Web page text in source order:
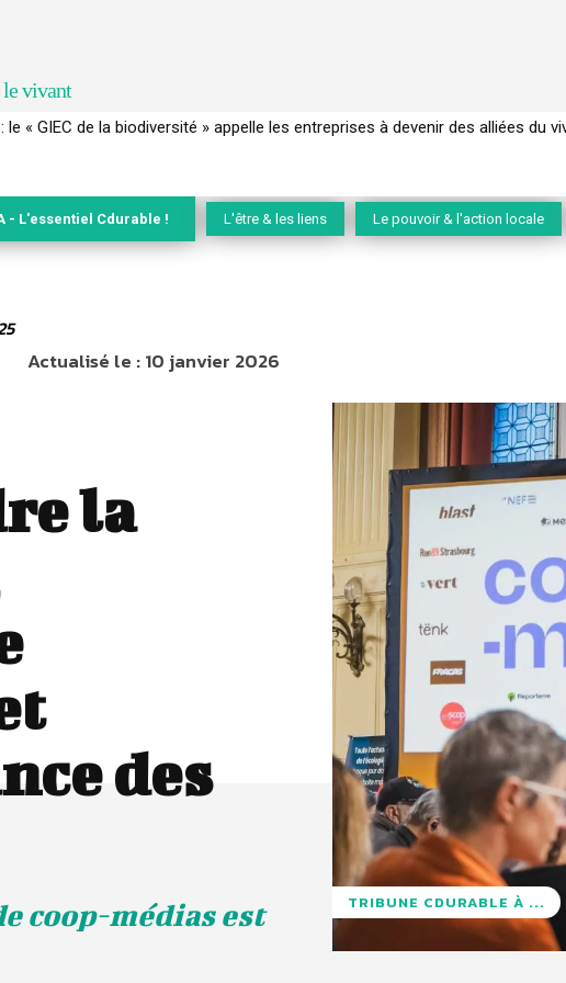
le vivant
le « GIEC de la biodiversité » appelle les entreprises à devenir des alliées du
le sol français a perdu sa mémoire hydrique et déréglé tout le territoire
- L'essentiel Cdurable ! L'être & les liens Le pouvoir & l'action locale
Actualisé le :10 janvier 2026
la
des
coop-médias est
TRIBUNE CDURABLE À ...